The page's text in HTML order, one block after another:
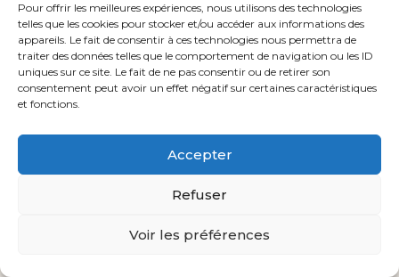
Pour offrir les meilleures expériences, nous utilisons des technologies
telles que les cookies pour stocker et/ou accéder aux informations des
appareils. Le fait de consentir à ces technologies nous permettra de
traiter des données telles que le comportement de navigation ou les ID
uniques sur ce site. Le fait de ne pas consentir ou de retirer son
consentement peut avoir un effet négatif sur certaines caractéristiques
et fonctions.
Accepter
Refuser
Voir les préférences